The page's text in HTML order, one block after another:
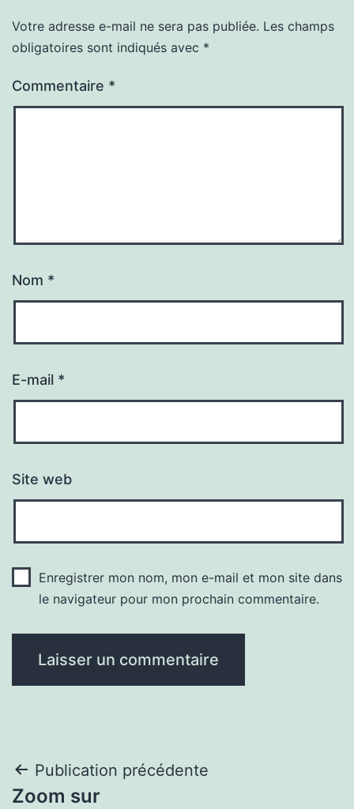
Votre adresse e-mail ne sera pas publiée. Les champs
obligatoires sont indiqués avec *
Commentaire *
Nom *
E-mail *
Site web
Enregistrer mon nom, mon e-mail et mon site dans
le navigateur pour mon prochain commentaire.
Navigation
Publication précédente
Zoom sur